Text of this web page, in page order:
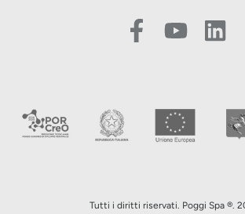
Tutti i diritti riservati. Poggi Spa ®.